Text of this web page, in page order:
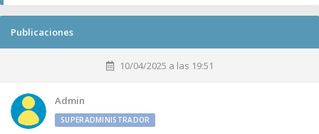
Publicaciones
10/04/2025 a las 19:51
Admin
SUPERADMINISTRADOR